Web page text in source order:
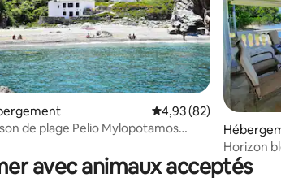
5
sur la base de 127 commentaires : 4,91 sur 5
Évaluation moyenne
4,93 (82)
de plage Pelio Mylopotamos
Horizon
avec animaux acceptés